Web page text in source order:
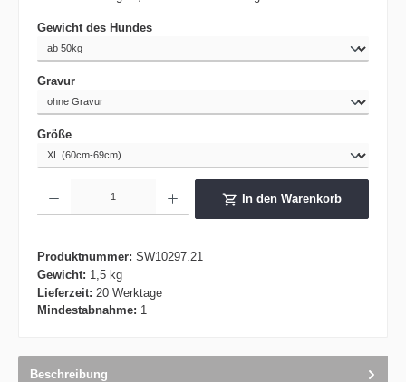
Gewicht des Hundesauswählen
Gravurauswählen
Größeauswählen
In den Warenkorb
Produktnummer: SW10297.21
Gewicht: 1,5 kg
Lieferzeit: 20 Werktage
Mindestabnahme: 1
Beschreibung